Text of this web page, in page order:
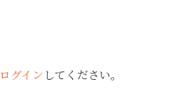
ログイン してください。